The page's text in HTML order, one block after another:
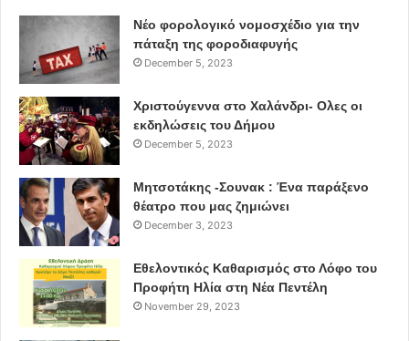
Νέο φορολογικό νομοσχέδιο για την
πάταξη της φοροδιαφυγής
December 5, 2023
Χριστούγεννα στο Χαλάνδρι- Ολες οι
εκδηλώσεις του Δήμου
December 5, 2023
Μητσοτάκης -Σουνακ : Ένα παράξενο
θέατρο που μας ζημιώνει
December 3, 2023
Εθελοντικός Καθαρισμός στο Λόφο του
Προφήτη Ηλία στη Νέα Πεντέλη
November 29, 2023